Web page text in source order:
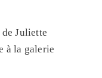
Juliette
à la galerie